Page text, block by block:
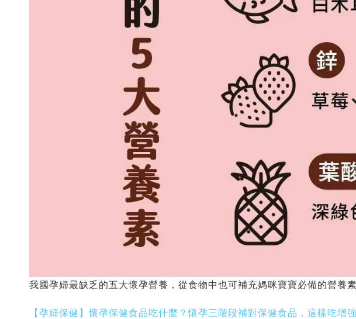
我國孕婦最缺乏的五大懷孕營養，從食物中也可補充媽咪寶寶必備的營養素
【孕婦保健】懷孕保健食品吃什麼？懷孕三階段補對保健食品，這樣吃增